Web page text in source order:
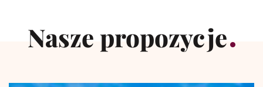
Nasze propozycje